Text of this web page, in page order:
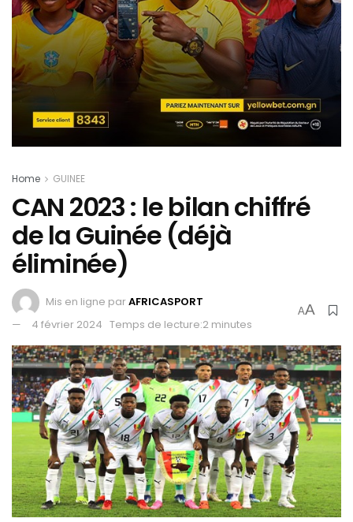
Home GUINEE
CAN 2023 : le bilan chiffré
de la Guinée (déjà
éliminée)
Mis en ligne parAFRICASPORT
4 février 2024 Temps de lecture:2 minutes
AA